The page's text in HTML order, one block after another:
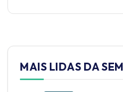
MAIS LIDAS DA